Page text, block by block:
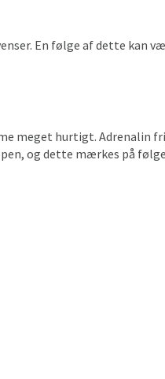
En følge af dette kan
meget hurtigt. Adrenalin
og dette mærkes på